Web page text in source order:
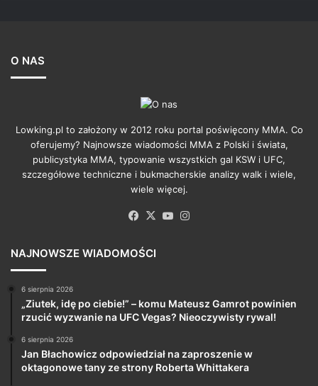
O NAS
Lowking.pl to założony w 2012 roku portal poświęcony MMA. Co
oferujemy? Najnowsze wiadomości MMA z Polski i świata,
publicystyka MMA, typowanie wszystkich gal KSW i UFC,
szczegółowe techniczne i bukmacherskie analizy walk i wiele,
wiele więcej.
Facebook
X YouTube
NAJNOWSZE WIADOMOŚCI
6 sierpnia 2026
„Ziutek, idę po ciebie!” – komu Mateusz Gamrot powinien
rzucić wyzwanie na UFC Vegas? Nieoczywisty rywal!
6 sierpnia 2026
Jan Błachowicz odpowiedział na zaproszenie w
oktagonowe tany ze strony Roberta Whittakera